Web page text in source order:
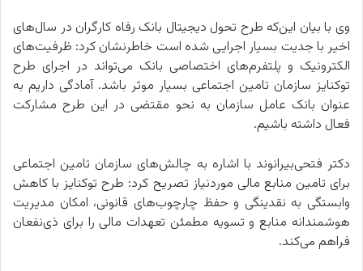
وی با بیان این‌که طرح تحول دیجیتال بانک رفاه کارگران در سال‌های
اخیر با جدیت بسیار اجرایی شده است خاطرنشان کرد: ظرفیت‌های
الکترونیک و پلتفرم‌های اختصاصی بانک می‌تواند در اجرای طرح
توکنایز سازمان تامین اجتماعی بسیار موثر باشد. آمادگی داریم به
عنوان بانک عامل سازمان به نحو مقتضی در این طرح مشارکت
فعال داشته باشیم.
دکتر فتحی‌بیرانوند با اشاره به چالش‌های سازمان تامین اجتماعی
برای تامین منابع مالی موردنیاز تصریح کرد: طرح توکنایز با کاهش
وابستگی به نقدینگی و حفظ چارچوب‌های قانونی، امکان مدیریت
هوشمندانه منابع و تسویه مطمئن تعهدات مالی را برای ذی‌نفعان
فراهم می‌کند.